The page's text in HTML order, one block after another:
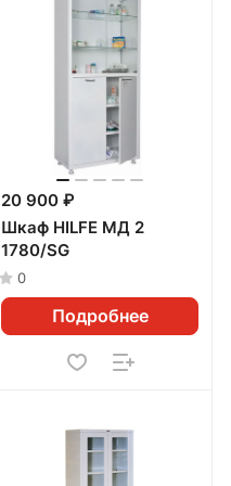
20 900 ₽
Шкаф HILFE МД 2
1780/SG
0
Подробнее